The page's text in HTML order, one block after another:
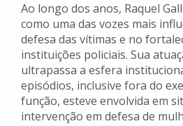
Ao longo dos anos, Raquel
como uma das vozes mais
defesa das vítimas e no
instituições policiais. Sua
ultrapassa a esfera
episódios, inclusive fora do
função, esteve envolvida em
intervenção em defesa de